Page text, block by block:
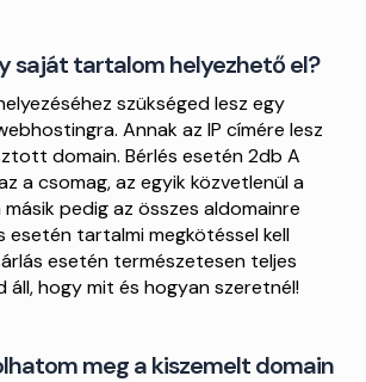
saját tartalom helyezhető el?
szükséged lesz egy
Annak az IP címére lesz
domain. Bérlés esetén 2db A
a csomag, az egyik közvetlenül a
pedig az összes aldomainre
esetén tartalmi megkötéssel kell
esetén természetesen teljes
áll, hogy mit és hogyan szeretnél!
meg a kiszemelt domain